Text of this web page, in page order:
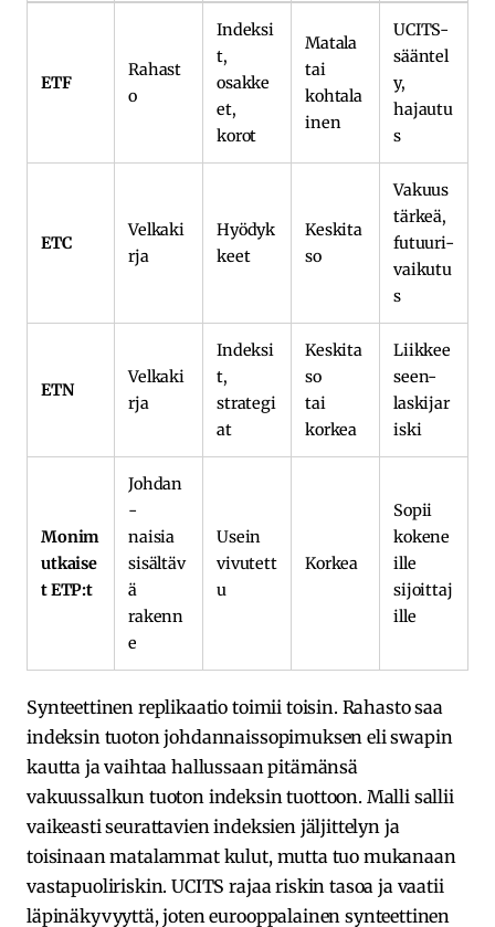
ETF
Rahast
o
Indeksi
t,
osakke
et,
korot
Matala
tai
kohtala
inen
UCITS-
sääntel
y,
hajautu
s
ETC
Velkaki
rja
Hyödyk
keet
Keskita
so
Vakuus
tärkeä,
futuuri-
vaikutu
s
ETN
Velkaki
rja
Indeksi
t,
strategi
at
Keskita
so
tai
korkea
Liikkee
seen-
laskijar
iski
Monim
utkaise
t ETP:t
Johdan
-
naisia
sisältäv
ä
rakenn
e
Usein
vivutett
u
Korkea
Sopii
kokene
ille
sijoittaj
ille
Synteettinen replikaatio toimii toisin. Rahasto saa
indeksin tuoton johdannaissopimuksen eli swapin
kautta ja vaihtaa hallussaan pitämänsä
vakuussalkun tuoton indeksin tuottoon. Malli sallii
vaikeasti seurattavien indeksien jäljittelyn ja
toisinaan matalammat kulut, mutta tuo mukanaan
vastapuoliriskin. UCITS rajaa riskin tasoa ja vaatii
läpinäkyvyyttä, joten eurooppalainen synteettinen